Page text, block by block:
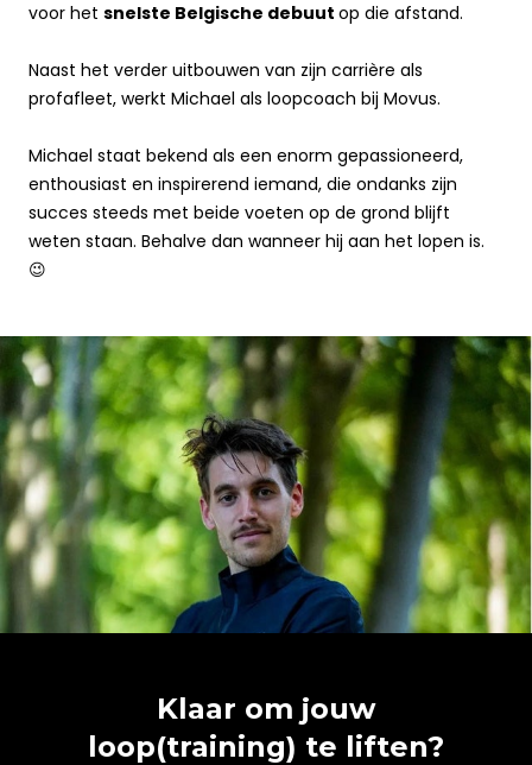
voor het snelste Belgische debuut op die afstand.
Naast het verder uitbouwen van zijn carrière als
profafleet, werkt Michael als loopcoach bij Movus.
Michael staat bekend als een enorm gepassioneerd,
enthousiast en inspirerend iemand, die ondanks zijn
succes steeds met beide voeten op de grond blijft
weten staan. Behalve dan wanneer hij aan het lopen is.
😉
Klaar om jouw
loop(training) te liften?